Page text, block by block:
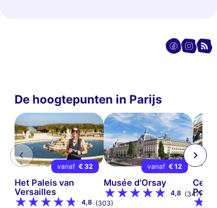
De hoogtepunten in Parijs
vanaf € 32
Het Paleis van
Versailles
4,8 (303)
vanaf € 12
Musée d'Orsay
4,8 (347)